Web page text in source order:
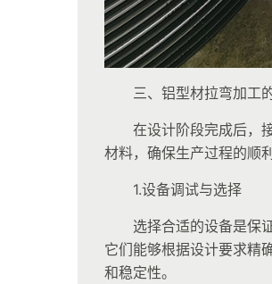
三、铝型材拉弯加工
在设计阶段完成后，
材料，确保生产过程的顺
1.设备调试与选择
选择合适的设备是保
它们能够根据设计要求精
和稳定性。